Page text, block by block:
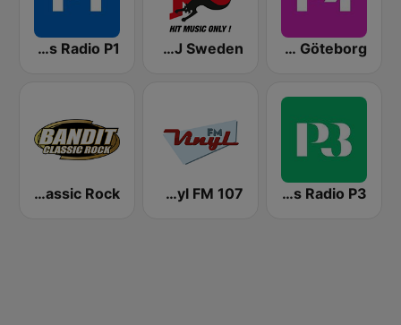
Sveriges Radio P4 Göteborg
NRJ Sweden
Sveriges Radio P1
Sveriges Radio P3
Vinyl FM 107
Bandit Classic Rock